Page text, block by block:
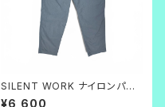
SILENT WORK ナイロンパン
ツ_グレー
¥6,600